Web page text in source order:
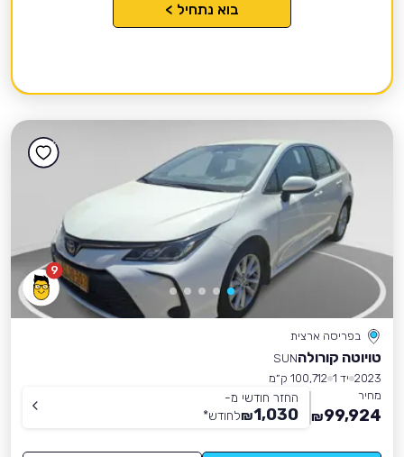
בוא נתחיל >
9
בפריסה ארצית
טויוטה קורולהSUN
2023 יד 1
100,712 ק״מ
מחיר
99,924
₪
החזר חודשי מ-
1,030
₪לחודש*